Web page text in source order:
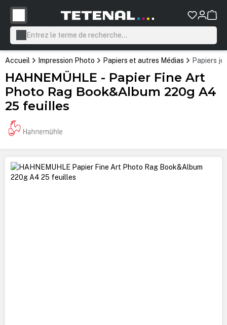
principal
Accueil Impression Photo Papiers et autres Médias Papiers
HAHNEMÜHLE - Papier Fine Art
Photo Rag Book&Album 220g A4
25 feuilles
Ignorer la galerie d'images